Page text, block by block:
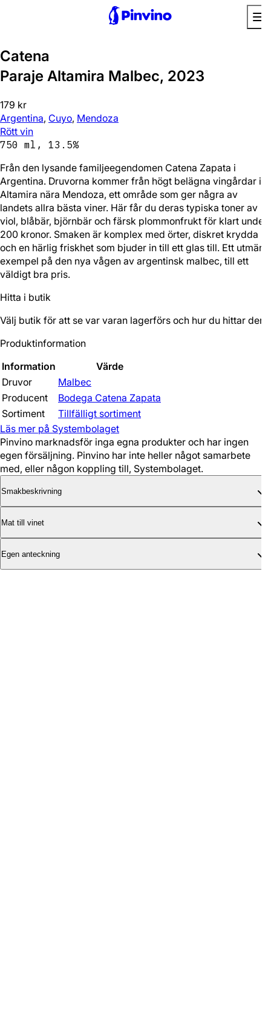
Catena
Paraje Altamira Malbec, 2023
179 kr
Argentina, Cuyo, Mendoza
Rött vin
750 ml, 13.5%
Från den lysande familjeegendomen Catena Zapata i
Argentina. Druvorna kommer från högt belägna vingårdar i
Altamira nära Mendoza, ett område som ger några av
landets allra bästa viner. Här får du deras typiska toner av
viol, blåbär, björnbär och färsk plommonfrukt för klart under
200 kronor. Smaken är komplex med örter, diskret krydda
och en härlig friskhet som bjuder in till ett glas till. Ett utmärkt
exempel på den nya vågen av argentinsk malbec, till ett
väldigt bra pris.
Hitta i butik
Välj butik för att se var varan lagerförs och hur du hittar den.
Produktinformation
Information
Värde
Druvor
Malbec
Producent
Bodega Catena Zapata
Sortiment
Tillfälligt sortiment
Läs mer på Systembolaget
Pinvino marknadsför inga egna produkter och har ingen
egen försäljning. Pinvino har inte heller något samarbete
med, eller någon koppling till, Systembolaget.
Smakbeskrivning
Mat till vinet
Egen anteckning